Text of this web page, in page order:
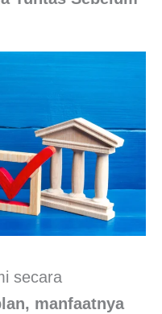
secara
manfaatnya